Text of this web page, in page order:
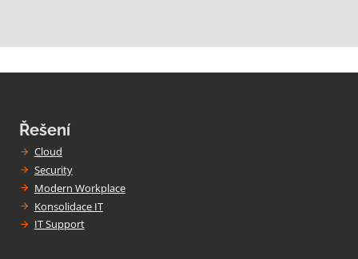
Řešení
Cloud
Security
Modern Workplace
Konsolidace IT
IT Support